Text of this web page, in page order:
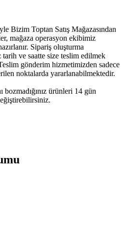
Bizim Toptan Satış Mağazasından
mağaza operasyon ekibimiz
Sipariş oluşturma
tarih ve saatte size teslim edilmek
gönderim hizmetimizden sadece
noktalarda yararlanabilmektedir.
bozmadığınız ürünleri 14 gün